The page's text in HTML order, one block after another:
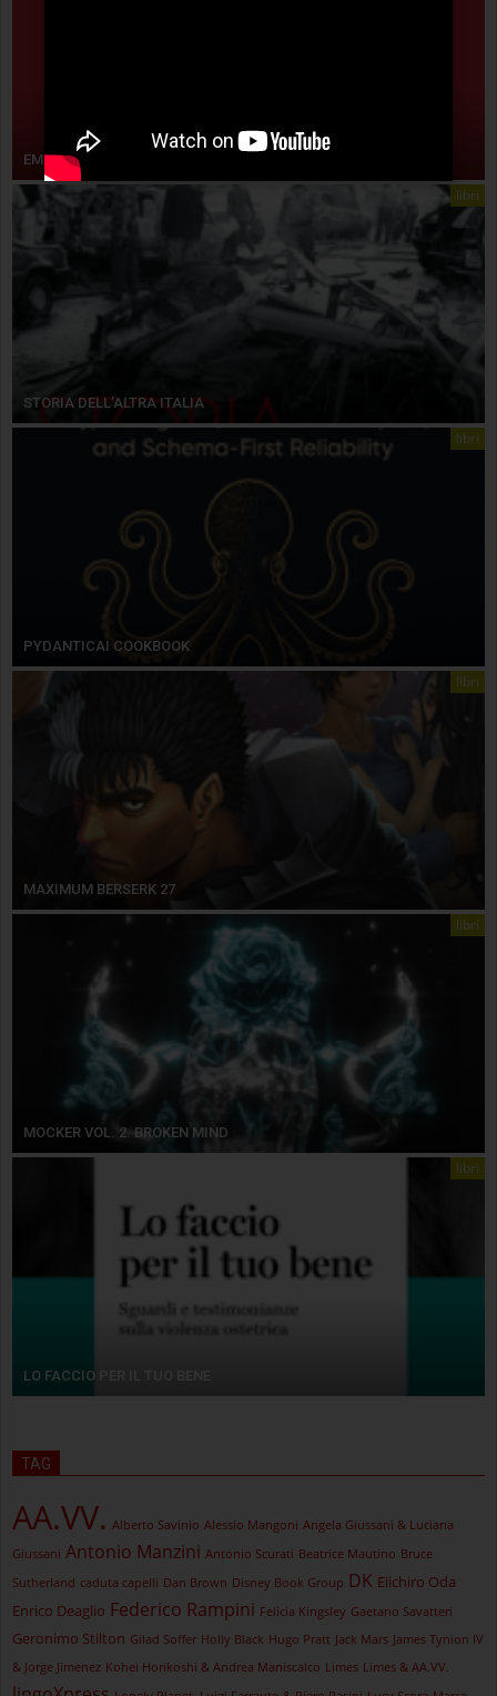
EMPIRISMO ERETICO
libri
STORIA DELL’ALTRA ITALIA
libri
PYDANTICAI COOKBOOK
libri
MAXIMUM BERSERK 27
libri
MOCKER VOL. 2. BROKEN MIND
libri
LO FACCIO PER IL TUO BENE
TAG
AA.VV. Alberto Savinio Alessio Mangoni Angela Giussani & Luciana
Giussani Antonio Manzini Antonio Scurati Beatrice Mautino Bruce
Sutherland caduta capelli Dan Brown Disney Book Group DK Eiichiro Oda
Enrico Deaglio Federico Rampini Felicia Kingsley Gaetano Savatteri
Geronimo Stilton Gilad Soffer Holly Black Hugo Pratt Jack Mars James Tynion IV
& Jorge Jimenez Kohei Horikoshi & Andrea Maniscalco Limes Limes & AA.VV.